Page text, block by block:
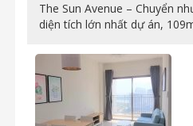
The Sun Avenue – Chuyển
diện tích lớn nhất dự án,